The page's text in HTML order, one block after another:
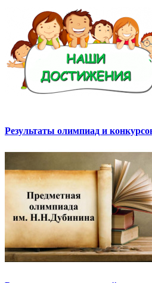
Результаты олимпиад и